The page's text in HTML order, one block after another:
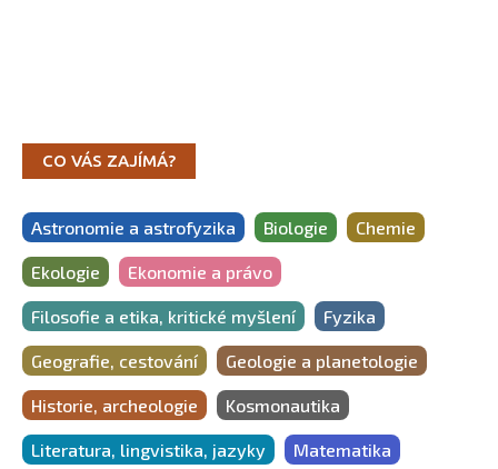
CO VÁS ZAJÍMÁ?
Astronomie a astrofyzika Biologie Chemie
Ekologie Ekonomie a právo
Filosofie a etika, kritické myšlení Fyzika
Geografie, cestování Geologie a planetologie
Historie, archeologie Kosmonautika
Literatura, lingvistika, jazyky Matematika